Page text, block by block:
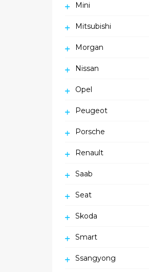
Mini
Mitsubishi
Morgan
Nissan
Opel
Peugeot
Porsche
Renault
Saab
Seat
Skoda
Smart
Ssangyong